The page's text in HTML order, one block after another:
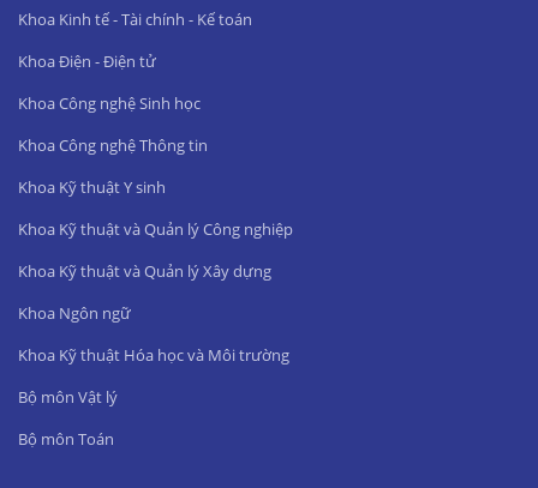
Khoa Kinh tế - Tài chính - Kế toán
Khoa Điện - Điện tử
Khoa Công nghệ Sinh học
Khoa Công nghệ Thông tin
Khoa Kỹ thuật Y sinh
Khoa Kỹ thuật và Quản lý Công nghiệp
Khoa Kỹ thuật và Quản lý Xây dựng
Khoa Ngôn ngữ
Khoa Kỹ thuật Hóa học và Môi trường
Bộ môn Vật lý
Bộ môn Toán